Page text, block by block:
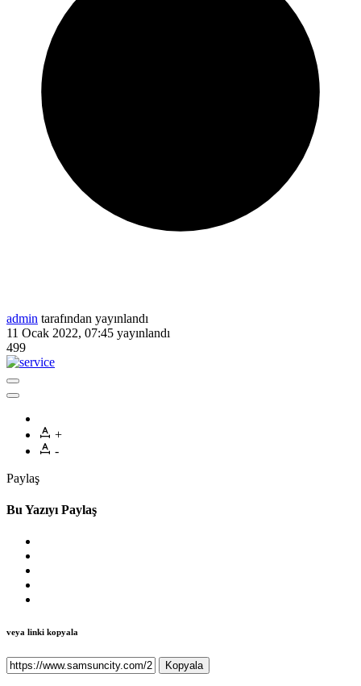
admin tarafından yayınlandı
11 Ocak 2022, 07:45 yayınlandı
499
+
-
Paylaş
Bu Yazıyı Paylaş
veya linki kopyala
Kopyala